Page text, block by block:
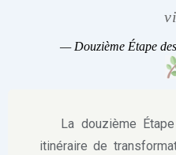
— Douzième Étape
La douzième Étape
itinéraire de